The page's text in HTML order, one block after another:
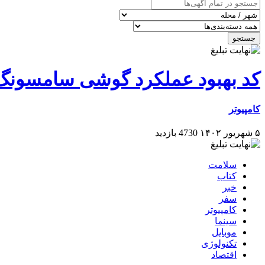
جستجو
کد بهبود عملکرد گوشی
کامپیوتر
۵ شهریور ۱۴۰۲ 4730 بازدید
سلامت
کتاب
خبر
سفر
کامپیوتر
سینما
موبایل
تکنولوژی
اقتصاد